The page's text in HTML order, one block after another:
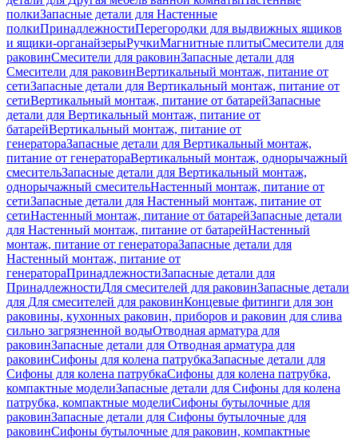
полкиЗапасные детали для Настенные
полкиПринадлежностиПерегородки для выдвижных ящиков
и ящики-органайзерыРучкиМагнитные плитыСмесители для
раковинСмесители для раковинЗапасные детали для
Смесители для раковинВертикальный монтаж, питание от
сетиЗапасные детали для Вертикальный монтаж, питание от
сетиВертикальный монтаж, питание от батарейЗапасные
детали для Вертикальный монтаж, питание от
батарейВертикальный монтаж, питание от
генератораЗапасные детали для Вертикальный монтаж,
питание от генератораВертикальный монтаж, однорычажный
смесительЗапасные детали для Вертикальный монтаж,
однорычажный смесительНастенный монтаж, питание от
сетиЗапасные детали для Настенный монтаж, питание от
сетиНастенный монтаж, питание от батарейЗапасные детали
для Настенный монтаж, питание от батарейНастенный
монтаж, питание от генератораЗапасные детали для
Настенный монтаж, питание от
генератораПринадлежностиЗапасные детали для
ПринадлежностиДля смесителей для раковинЗапасные детали
для Для смесителей для раковинКонцевые фитинги для зон
раковины, кухонных раковин, приборов и раковин для слива
сильно загрязненной водыОтводная арматура для
раковинЗапасные детали для Отводная арматура для
раковинСифоны для колена патрубкаЗапасные детали для
Сифоны для колена патрубкаСифоны для колена патрубка,
компактные моделиЗапасные детали для Сифоны для колена
патрубка, компактные моделиСифоны бутылочные для
раковинЗапасные детали для Сифоны бутылочные для
раковинСифоны бутылочные для раковин, компактные